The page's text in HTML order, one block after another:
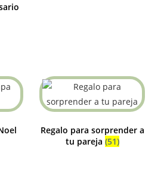
Regalo para sorprender a
tu pareja (51)